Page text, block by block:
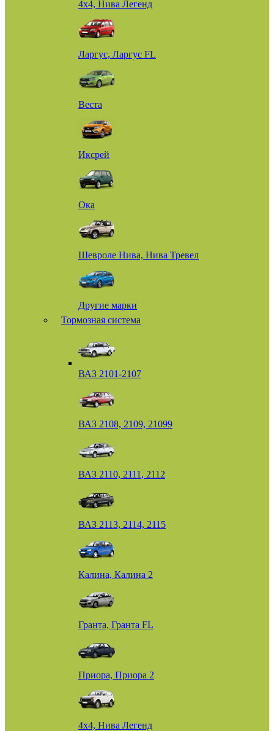
4х4, Нива Легенд
Ларгус, Ларгус FL
Веста
Иксрей
Ока
Шевроле Нива, Нива Тревел
Другие марки
Тормозная система
ВАЗ 2101-2107
ВАЗ 2108, 2109, 21099
ВАЗ 2110, 2111, 2112
ВАЗ 2113, 2114, 2115
Калина, Калина 2
Гранта, Гранта FL
Приора, Приора 2
4х4, Нива Легенд